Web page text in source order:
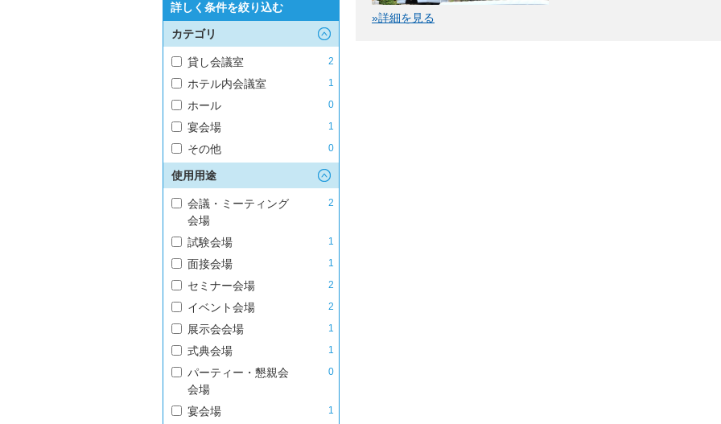
詳しく条件を絞り込む
カテゴリ
貸し会議室 2
ホテル内会議室 1
ホール 0
宴会場 1
その他 0
使用用途
会議・ミーティング
会場
2
試験会場 1
面接会場 1
セミナー会場 2
イベント会場 2
展示会会場 1
式典会場 1
パーティー・懇親会
会場
0
宴会場 1
»詳細を見る